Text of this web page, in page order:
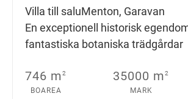
Villa till saluMenton, Garavan
En exceptionell historisk
fantastiska botaniska trädgårdar
746 m2
BOAREA
35000 m2
MARK